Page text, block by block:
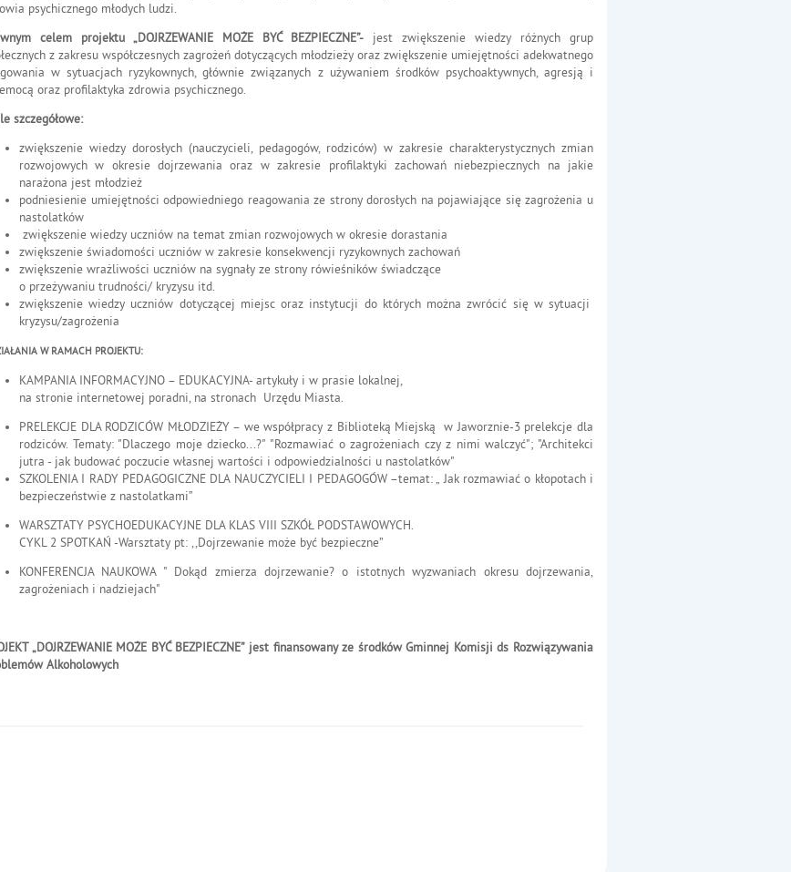
psychicznego młodych ludzi.
celem projektu„DOJRZEWANIE MOŻE BYĆ BEZPIECZNE”- jest zwiększenie wiedzy różnych grup
z zakresu współczesnych zagrożeń dotyczących młodzieży oraz zwiększenie umiejętności adekwatnego
w sytuacjach ryzykownych, głównie związanych z używaniem środków psychoaktywnych, agresją i
oraz profilaktyka zdrowia psychicznego.
szczegółowe:
zwiększenie wiedzy dorosłych (nauczycieli, pedagogów, rodziców) w zakresie charakterystycznych zmian
rozwojowych w okresie dojrzewania oraz w zakresie profilaktyki zachowań niebezpiecznych na jakie
narażona jest młodzież
podniesienie umiejętności odpowiedniego reagowania ze strony dorosłych na pojawiające się zagrożenia u
nastolatków
zwiększenie wiedzy uczniów na temat zmian rozwojowych w okresie dorastania
zwiększenie świadomości uczniów w zakresie konsekwencji ryzykownych zachowań
zwiększenie wrażliwości uczniów na sygnały ze strony rówieśników świadczące
o przeżywaniu trudności/ kryzysu itd.
zwiększenie wiedzy uczniów dotyczącej miejsc oraz instytucji do których można zwrócić się w sytuacji
kryzysu/zagrożenia
W RAMACH PROJEKTU:
KAMPANIA INFORMACYJNO – EDUKACYJNA- artykuły i w prasie lokalnej,
na stronie internetowej poradni, na stronach Urzędu Miasta.
PRELEKCJE DLA RODZICÓW MŁODZIEŻY – we współpracy z Biblioteką Miejską w Jaworznie-3 prelekcje dla
rodziców. Tematy: "Dlaczego moje dziecko...?" "Rozmawiać o zagrożeniach czy z nimi walczyć"; "Architekci
jutra - jak budować poczucie własnej wartości i odpowiedzialności u nastolatków"
SZKOLENIA I RADY PEDAGOGICZNE DLA NAUCZYCIELI I PEDAGOGÓW –temat: „ Jak rozmawiać o kłopotach i
bezpieczeństwie z nastolatkami”
WARSZTATY PSYCHOEDUKACYJNE DLA KLAS VIII SZKÓŁ PODSTAWOWYCH.
CYKL 2 SPOTKAŃ -Warsztaty pt: ,,Dojrzewanie może być bezpieczne”
KONFERENCJA NAUKOWA " Dokąd zmierza dojrzewanie? o istotnych wyzwaniach okresu dojrzewania,
zagrożeniach i nadziejach"
„DOJRZEWANIE MOŻE BYĆ BEZPIECZNE” jest finansowany ze środków Gminnej Komisji ds Rozwiązywania
Alkoholowych